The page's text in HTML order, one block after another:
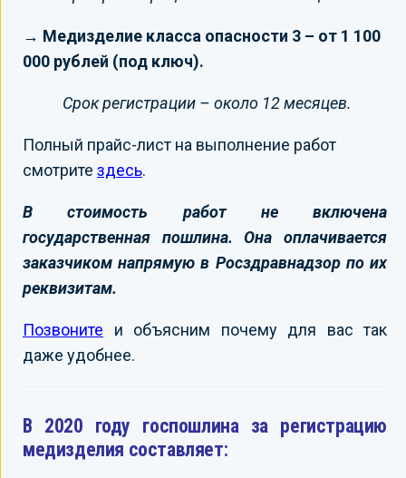
→ Медизделие класса опасности 3 – от 1 100
000 рублей (под ключ).
Срок регистрации – около 12 месяцев.
Полный прайс-лист на выполнение работ
смотрите здесь.
В стоимость работ не включена
государственная пошлина. Она оплачивается
заказчиком напрямую в Росздравнадзор по их
реквизитам.
Позвоните и объясним почему для вас так
даже удобнее.
В 2020 году госпошлина за регистрацию
медизделия составляет: